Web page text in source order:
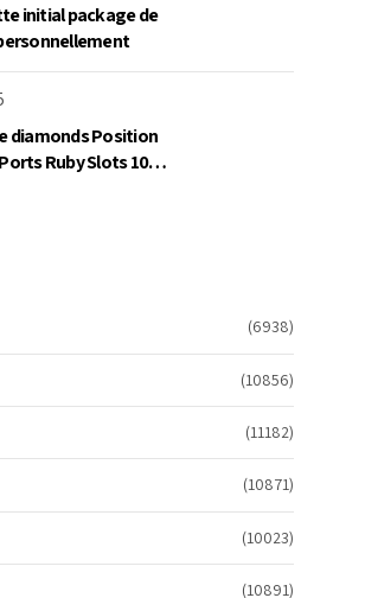
initial package de
diamonds Position
Ruby Slots 100
(6938)
(10856)
(11182)
(10871)
(10023)
(10891)